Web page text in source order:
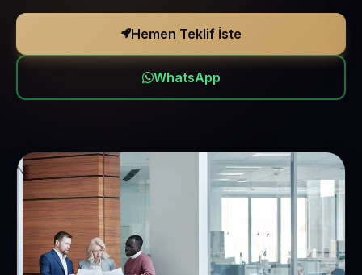
Hemen Teklif İste
WhatsApp